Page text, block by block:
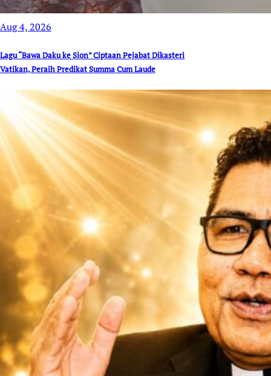
Aug 4, 2026
Lagu “Bawa Daku ke Sion” Ciptaan Pejabat Dikasteri
Vatikan, Peraih Predikat Summa Cum Laude